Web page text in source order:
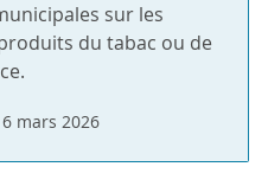
sur les
du tabac ou de
mars 2026